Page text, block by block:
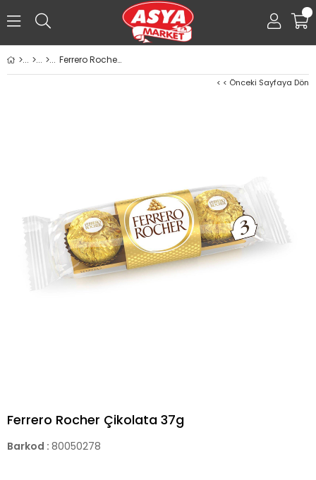
0
Ferrero Rocher Çikolata 37g
< < Önceki Sayfaya Dön
Ferrero Rocher Çikolata 37g
Barkod : 80050278